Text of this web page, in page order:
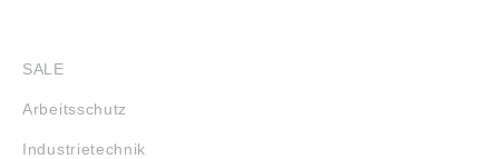
SALE
Arbeitsschutz
Industrietechnik